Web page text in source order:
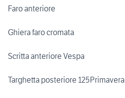
Faro anteriore
Ghiera faro cromata
Scritta anteriore Vespa
Targhetta posteriore 125Primavera